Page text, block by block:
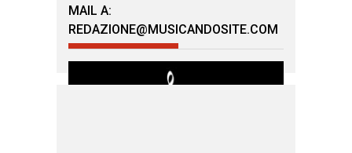
MAIL A:
REDAZIONE@MUSICANDOSITE.COM